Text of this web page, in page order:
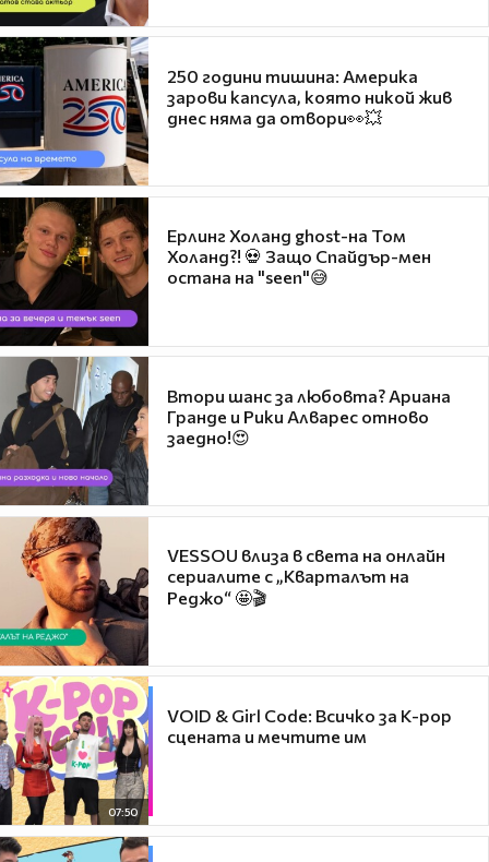
250 години тишина: Америка
зарови капсула, която никой жив
днес няма да отвори👀💥
Ерлинг Холанд ghost-на Том
Холанд?! 💀 Защо Спайдър-мен
остана на "seen"😅
Втори шанс за любовта? Ариана
Гранде и Рики Алварес отново
заедно!😍
VESSOU влиза в света на онлайн
сериалите с „Кварталът на
Реджо“ 🤩🎬
07:50
VOID & Girl Code: Всичко за K-pop
сцената и мечтите им